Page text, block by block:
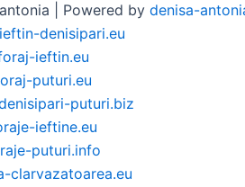
| Powered by denisa-
denisipari.eu
ieftin.eu
puturi.eu
puturi.biz
ieftine.eu
puturi.info
clarvazatoarea.eu